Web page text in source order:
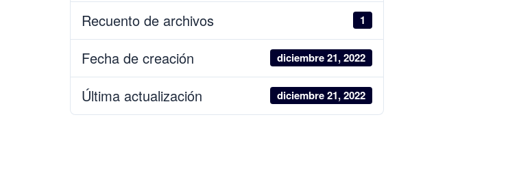
Recuento de archivos 1
Fecha de creación diciembre 21, 2022
Última actualización diciembre 21, 2022